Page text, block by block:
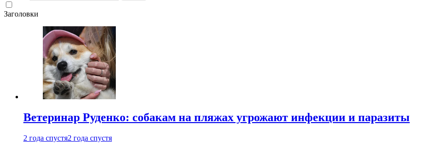
Заголовки
Ветеринар Руденко: собакам на пляжах угрожают инфекции и паразиты
2 года спустя2 года спустя